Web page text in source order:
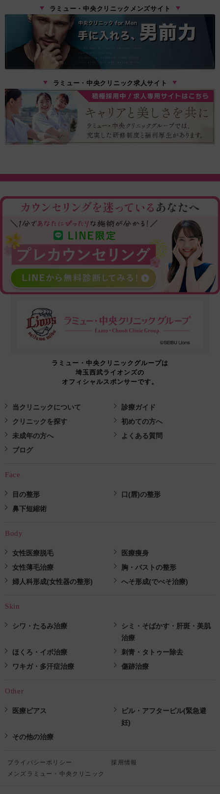
ラミュー・中央クリニックメンズサイト
ラミュー・中央クリニック求人サイト
ラミュー・中央クリニックグループは
埼玉西武ライオンズの
オフィシャルスポンサーです。
当クリニックについて
診療ガイド
クリニックを探す
初めての方へ
未成年の方へ
よくある質問
ブログ
Face
目の整形
口(唇)の整形
鼻下短縮術
Body
女性医療脱毛
医療痩身
女性薄毛治療
胸・バストの整形
婦人科形成(女性器の整形)
へそ形成(でべそ治療)
Skin
シワ・たるみ治療
シミ・そばかす・肝斑・美肌
治療
ほくろ・イボ治療
刺青・タトゥー除去
ワキガ・多汗症治療
傷跡治療
Other
医療ピアス
ピル・アフターピル(緊急避
妊)
その他の治療
プライバシーポリシー
採用情報
メンズラミュー・中央クリニック